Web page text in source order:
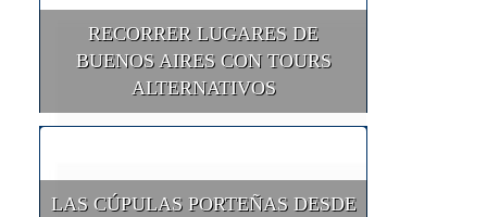
RECORRER LUGARES DE
BUENOS AIRES CON TOURS
ALTERNATIVOS
LAS CÚPULAS PORTEÑAS DESDE